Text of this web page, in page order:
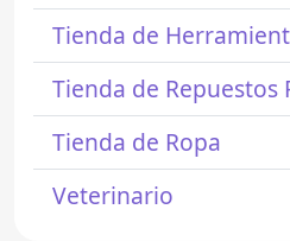
Tienda de
Tienda de
Tienda de Ropa
Veterinario